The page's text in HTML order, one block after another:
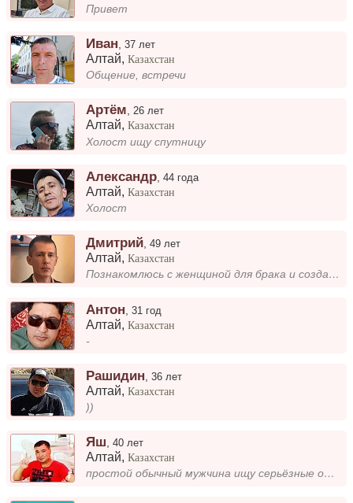
Привет
Иван ,37 лет
Алтай,Казахстан
Общение, встречи
Артём,26 лет
Алтай,Казахстан
Холост ищу спутницу
Александр ,44 года
Алтай,Казахстан
Холост
Дмитрий ,49 лет
Алтай,Казахстан
Познакомлюсь с женщиной для брака и создания семьи
Антон ,31 год
Алтай,Казахстан
-
Рашидин ,36 лет
Алтай,Казахстан
))
Яш,40 лет
Алтай,Казахстан
простой обычный мужчина ищу серьёзные отношения